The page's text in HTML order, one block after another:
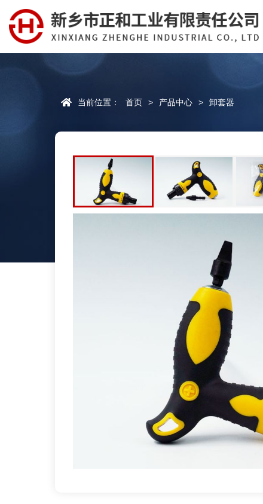
当前位置： 首页 > 产品中心 > 卸套器